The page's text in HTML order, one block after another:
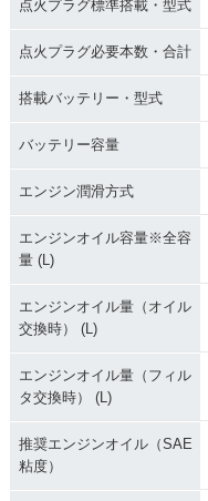
点火プラグ標準搭載・型式
点火プラグ必要本数・合計
搭載バッテリー・型式
バッテリー容量
エンジン潤滑方式
エンジンオイル容量※全容
量 (L)
エンジンオイル量（オイル
交換時） (L)
エンジンオイル量（フィル
タ交換時） (L)
推奨エンジンオイル（SAE
粘度）